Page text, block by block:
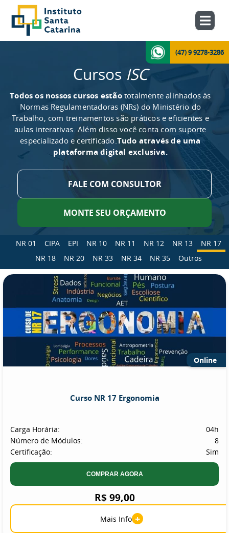
(47) 9 9278-3286
Cursos ISC
Todos os nossos cursos estãototalmente alinhados às
Normas Regulamentadoras (NRs) do Ministério do
Trabalho, com treinamentos são práticos e eficientes e
aulas interativas. Além disso você conta com suporte
especializado e certificado.Tudo através de uma
plataforma digital exclusiva.
FALE COM CONSULTOR
MONTE SEU ORÇAMENTO
NR 01 CIPA EPI NR 10 NR 11 NR 12 NR 13
NR 17
NR 18
NR 20 NR 33 NR 34 NR 35 Outros
Online
Curso NR 17 Ergonomia
Carga Horária:
04h
Número de Módulos:
8
Certificação:
Sim
COMPRAR AGORA
R$ 99,00
Mais Info +